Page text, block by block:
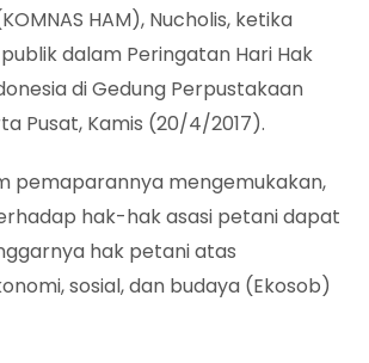
HAM), Nucholis, ketika
dalam Peringatan Hari Hak
di Gedung Perpustakaan
Pusat, Kamis (20/4/2017).
pemaparannya mengemukakan,
hak-hak asasi petani dapat
hak petani atas
sosial, dan budaya (Ekosob)